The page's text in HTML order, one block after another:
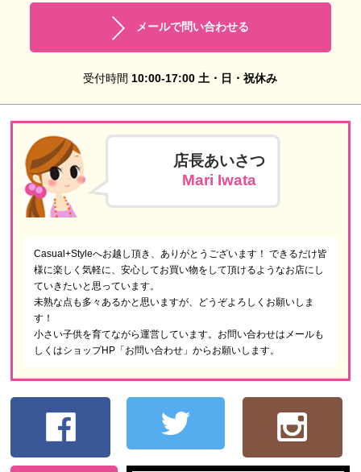
メールで問い合わせる
受付時間 10:00-17:00 土・日・祝休み
店長あいさつ
Mari Iwata
Casual+Styleへお越し頂き、ありがとうございます！ できるだけ皆
様に楽しく気軽に、安心してお買い物をして頂けるようなお店にし
ていきたいと思っています。
未熟な点も多々あるかと思いますが、どうぞよろしくお願いしま
す！
小さい子供を育てながら運営しています。お問い合わせはメールも
しくはショップHP「お問い合わせ」からお願いします。